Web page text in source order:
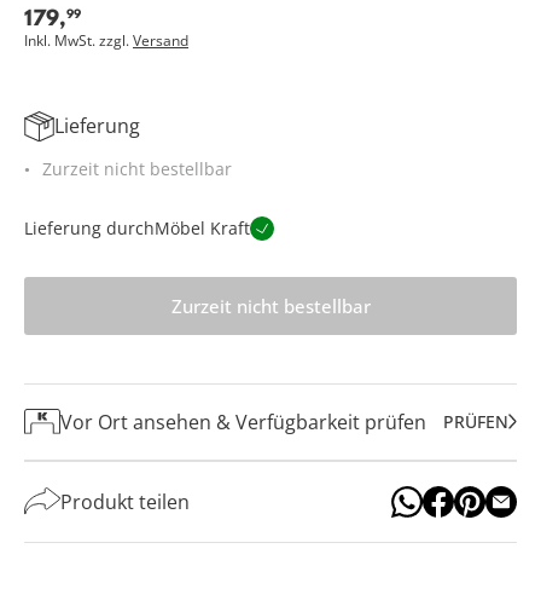
179,99
Inkl. MwSt. zzgl.Versand
Lieferung
Zurzeit nicht bestellbar
Lieferung durchMöbel Kraft
Zurzeit nicht bestellbar
Vor Ort ansehen & Verfügbarkeit prüfen PRÜFEN
Produkt teilen